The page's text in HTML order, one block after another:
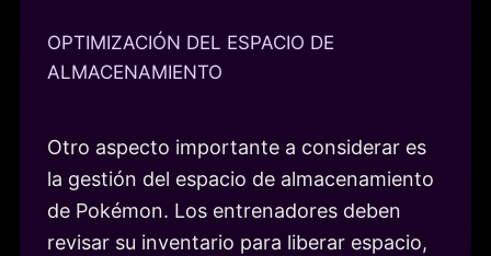
OPTIMIZACIÓN DEL ESPACIO DE
ALMACENAMIENTO
Otro aspecto importante a considerar es
la gestión del espacio de almacenamiento
de Pokémon. Los entrenadores deben
revisar su inventario para liberar espacio,